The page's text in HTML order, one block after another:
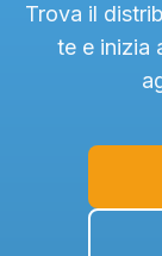
Trova il
te e inizia